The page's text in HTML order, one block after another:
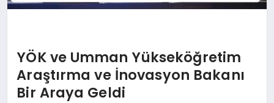
YÖK ve Umman Yükseköğretim
Araştırma ve İnovasyon Bakanı
Bir Araya Geldi